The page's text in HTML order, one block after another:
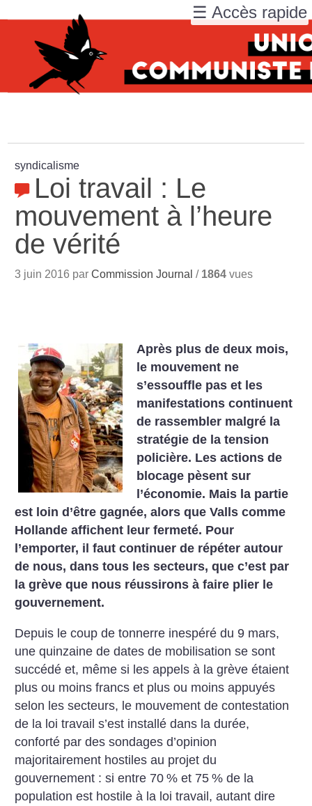
syndicalisme
Loi travail : Le
mouvement à l’heure
de vérité
3 juin 2016 parCommission Journal / 1864 vues
Après plus de deux mois,
le mouvement ne
s’essouffle pas et les
manifestations continuent
de rassembler malgré la
stratégie de la tension
policière. Les actions de
blocage pèsent sur
l’économie. Mais la partie
est loin d’être gagnée, alors que Valls comme
Hollande affichent leur fermeté. Pour
l’emporter, il faut continuer de répéter autour
de nous, dans tous les secteurs, que c’est par
la grève que nous réussirons à faire plier le
gouvernement.
Depuis le coup de tonnerre inespéré du 9 mars,
une quinzaine de dates de mobilisation se sont
succédé et, même si les appels à la grève étaient
plus ou moins francs et plus ou moins appuyés
selon les secteurs, le mouvement de contestation
de la loi travail s’est installé dans la durée,
conforté par des sondages d’opinion
majoritairement hostiles au projet du
gouvernement : si entre 70 % et 75 % de la
population est hostile à la loi travail, autant dire
☰ Accès rapide